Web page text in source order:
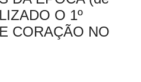
O 1º
CORAÇÃO NO